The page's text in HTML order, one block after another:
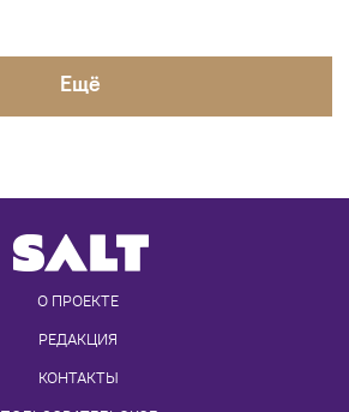
Eщё
О ПРОЕКТЕ
РЕДАКЦИЯ
КОНТАКТЫ